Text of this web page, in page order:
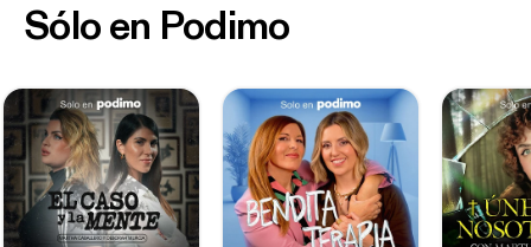
Sólo en Podimo